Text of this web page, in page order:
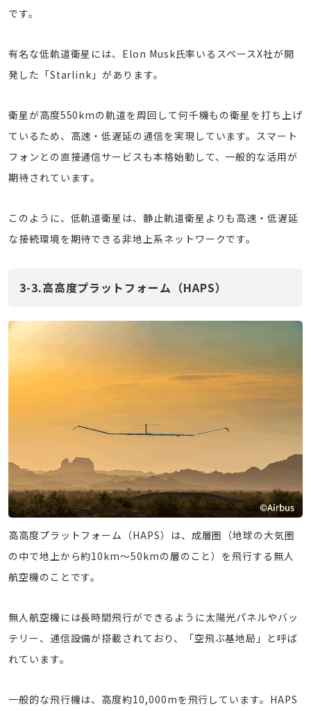
です。
有名な低軌道衛星には、Elon Musk氏率いるスペースX社が開
発した「Starlink」があります。
衛星が高度550kmの軌道を周回して何千機もの衛星を打ち上げ
ているため、高速・低遅延の通信を実現しています。スマート
フォンとの直接通信サービスも本格始動して、一般的な活用が
期待されています。
このように、低軌道衛星は、静止軌道衛星よりも高速・低遅延
な接続環境を期待できる非地上系ネットワークです。
3-3.高高度プラットフォーム（HAPS）
高高度プラットフォーム（HAPS）は、成層圏（地球の大気圏
の中で地上から約10km～50kmの層のこと）を飛行する無人
航空機のことです。
無人航空機には長時間飛行ができるように太陽光パネルやバッ
テリー、通信設備が搭載されており、「空飛ぶ基地局」と呼ば
れています。
一般的な飛行機は、高度約10,000mを飛行しています。HAPS